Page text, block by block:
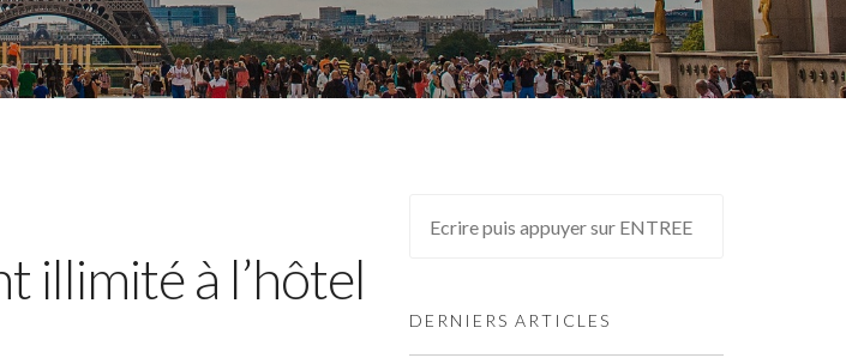
illimité à l’hôtel
DERNIERS ARTICLES